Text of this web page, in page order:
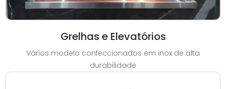
Grelhas e Elevatórios
Vários modelo confeccionados em inox de alta
durabilidade